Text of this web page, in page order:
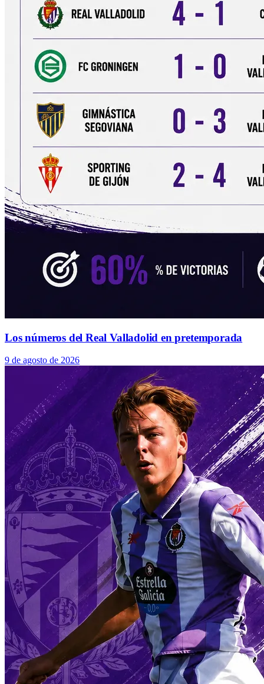
Los números del Real Valladolid en pretemporada
9 de agosto de 2026